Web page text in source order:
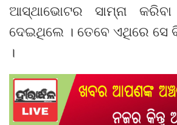
ଆସ୍ଥାଭୋଟର ସାମ୍ନା
ଦେଇଥିଲେ । ତେବେ ଏଥିରେ
।